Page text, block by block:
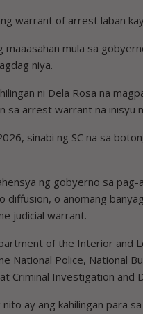
warrant of arrest laban
mula sa
niya.
ni Dela Rosa na
arrest warrant na inisyu
sinabi ng SC na sa
ng gobyerno sa
o anomang
judicial warrant.
of the Interior and
National Police, National
Criminal Investigation and
nito ay ang kahilingan para